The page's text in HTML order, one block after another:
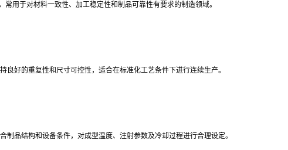
用于对材料一致性、加工稳定性和制品可靠性有要求的制造领域。
好的重复性和尺寸可控性，适合在标准化工艺条件下进行连续生产。
品结构和设备条件，对成型温度、注射参数及冷却过程进行合理设定。